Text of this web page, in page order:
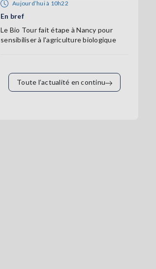
Aujourd’hui à 10h22
En bref
Le Bio Tour fait étape à Nancy pour
sensibiliser à l'agriculture biologique
Toute l’actualité en continu